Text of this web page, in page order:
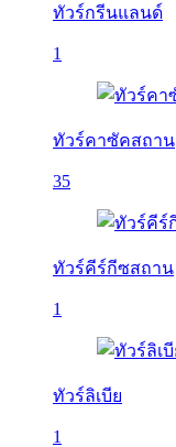
ทัวร์กรีนแลนด์
1
ทัวร์คาซัคสถาน
35
ทัวร์คีร์กีซสถาน
1
ทัวร์ลิเบีย
1